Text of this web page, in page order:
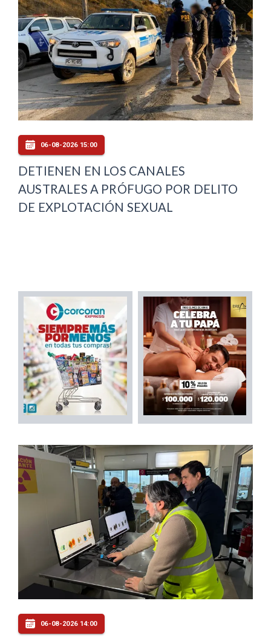
06-08-2026 15:00
DETIENEN EN LOS CANALES
AUSTRALES A PRÓFUGO POR DELITO
DE EXPLOTACIÓN SEXUAL
06-08-2026 14:00